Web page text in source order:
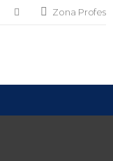
Zona Profes